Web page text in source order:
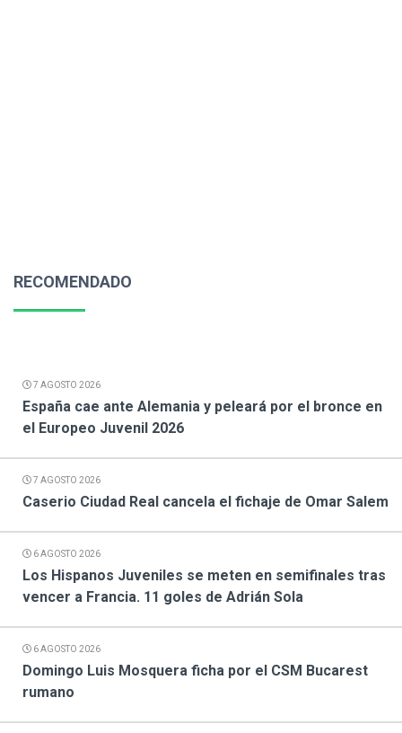
RECOMENDADO
7 AGOSTO 2026
España cae ante Alemania y peleará por el bronce en
el Europeo Juvenil 2026
7 AGOSTO 2026
Caserio Ciudad Real cancela el fichaje de Omar Salem
6 AGOSTO 2026
Los Hispanos Juveniles se meten en semifinales tras
vencer a Francia. 11 goles de Adrián Sola
6 AGOSTO 2026
Domingo Luis Mosquera ficha por el CSM Bucarest
rumano